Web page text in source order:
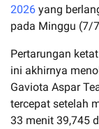
2026 yang
pada Minggu (7/
Pertarungan
ini akhirnya
Gaviota Aspar
tercepat setelah
33 menit 39,745